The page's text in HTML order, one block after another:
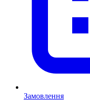
Замовлення